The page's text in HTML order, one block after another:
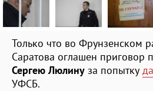
Только что во Фрунзенском
Саратова оглашен приговор
Сергею Люлину за попытку
УФСБ.